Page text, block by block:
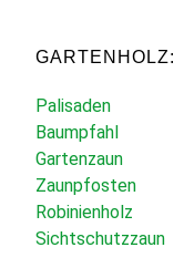
GARTENHOLZ:
Palisaden
Baumpfahl
Gartenzaun
Zaunpfosten
Robinienholz
Sichtschutzzaun